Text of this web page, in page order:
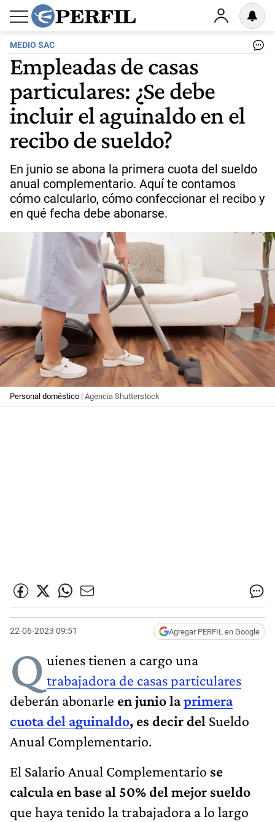
MEDIO SAC
Empleadas de casas
particulares: ¿Se debe
incluir el aguinaldo en el
recibo de sueldo?
En junio se abona la primera cuota del sueldo
anual complementario. Aquí te contamos
cómo calcularlo, cómo confeccionar el recibo y
en qué fecha debe abonarse.
Personal doméstico | Agencia Shutterstock
22-06-2023 09:51 Agregar PERFIL en Google
Q uienes tienen a cargo una
trabajadora de casas particulares
deberán abonarle en junio laprimera
cuota del aguinaldo, es decir del Sueldo
Anual Complementario.
El Salario Anual Complementario se
calcula en base al 50% del mejor sueldo
que haya tenido la trabajadora a lo largo